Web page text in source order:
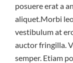
posuere erat a
aliquet.Morbi
vestibulum at
auctor fringilla.
semper. Etiam